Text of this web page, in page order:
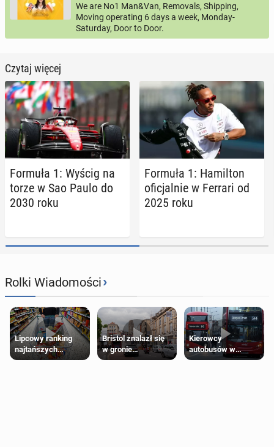
We are No1 Man&Van, Removals, Shipping,
Moving operating 6 days a week, Monday-
Saturday, Door to Door.
Czytaj więcej
Formuła 1: Wyścig na
torze w Sao Paulo do
2030 roku
Formuła 1: Ha­mil­ton
ofi­cjal­nie w Ferrari od
2025 roku
Rolki Wiadomości›
Lipcowy ranking
najtańszych
supermarketów
Bristol znalazł się
w gronie
najlepszych
Kierowcy
autobusów w
Londynie